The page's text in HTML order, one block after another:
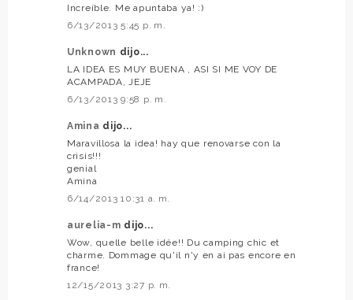
Increíble. Me apuntaba ya! :)
6/13/2013 5:45 p. m.
Unknown dijo...
LA IDEA ES MUY BUENA , ASI SI ME VOY DE
ACAMPADA, JEJE
6/13/2013 9:58 p. m.
Amina dijo...
Maravillosa la idea! hay que renovarse con la
crisis!!!
genial
Amina
6/14/2013 10:31 a. m.
aurelia-m dijo...
Wow, quelle belle idée!! Du camping chic et
charme. Dommage qu'il n'y en ai pas encore en
france!
12/15/2013 3:27 p. m.